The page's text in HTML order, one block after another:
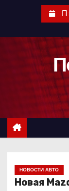
с
НОВОСТИ АВТО
Новая